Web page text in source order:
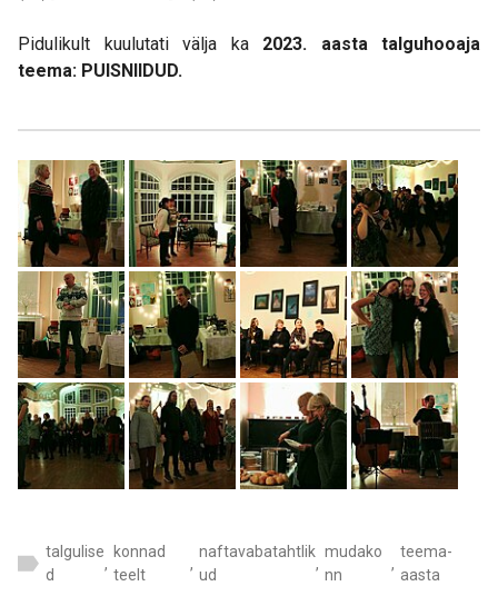
Pidulikult kuulutati välja ka 2023. aasta talguhooaja
teema: PUISNIIDUD.
talgulise
d
,
konnad
teelt
,
naftavabatahtlik
ud
,
mudako
nn
,
teema-
aasta